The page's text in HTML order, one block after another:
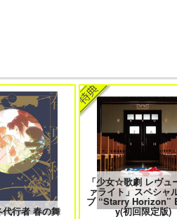
行者 春の舞
「少女☆歌劇 レヴュ
ァライト」スペシャ
ブ “Starry Horizon”
y(初回限定版)